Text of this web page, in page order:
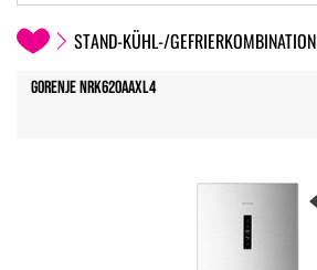
STAND-KÜHL-/GEFRIERKOMBINATION
Gorenje NRK620AAXL4